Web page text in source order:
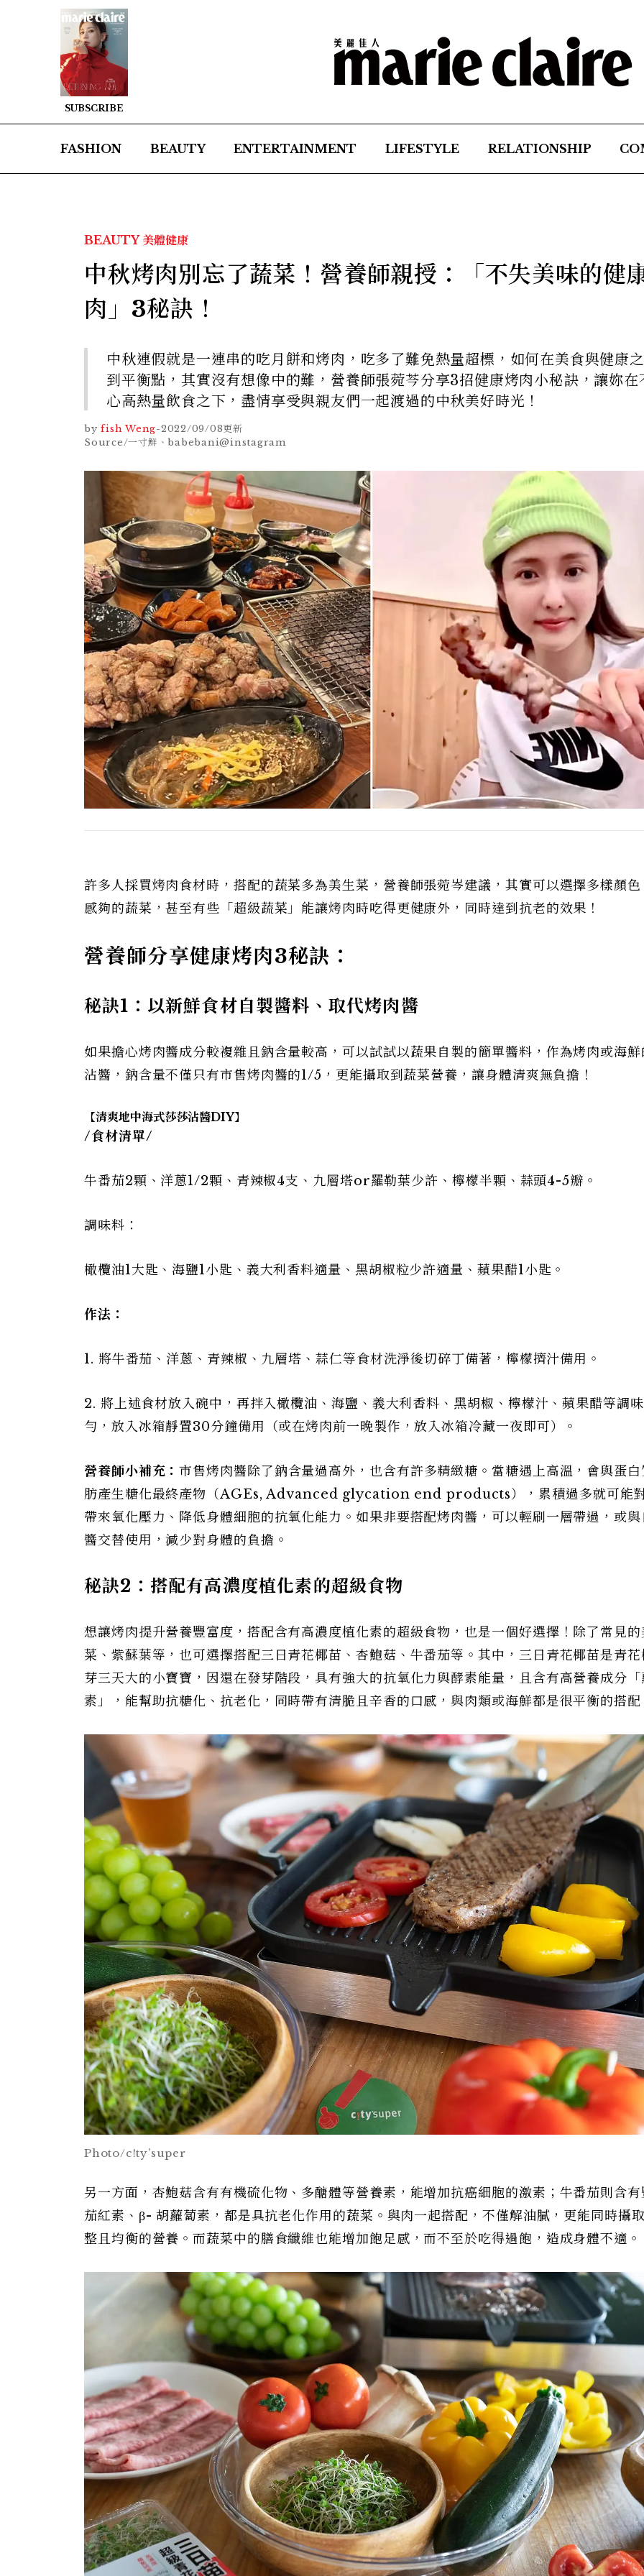
SUBSCRIBE
FASHION BEAUTY ENTERTAINMENT LIFESTYLE RELATIONSHIP
BEAUTY 美體健康
中秋烤肉別忘了蔬菜！營養師親授：「不失美味的健
肉」3秘訣！
中秋連假就是一連串的吃月餅和烤肉，吃多了難免熱量超標，如何在美食與健康
到平衡點，其實沒有想像中的難，營養師張菀芩分享3招健康烤肉小秘訣，讓妳在
心高熱量飲食之下，盡情享受與親友們一起渡過的中秋美好時光！
by fish Weng-2022/09/08更新
Source/一寸鮮、babebani@instagram
許多人採買烤肉食材時，搭配的蔬菜多為美生菜，營養師張菀岑建議，其實可以選擇多樣顏
感夠的蔬菜，甚至有些「超級蔬菜」能讓烤肉時吃得更健康外，同時達到抗老的效果！
營養師分享健康烤肉3秘訣：
秘訣1：以新鮮食材自製醬料、取代烤肉醬
如果擔心烤肉醬成分較複雜且鈉含量較高，可以試試以蔬果自製的簡單醬料，作為烤肉或海
沾醬，鈉含量不僅只有市售烤肉醬的1/5，更能攝取到蔬菜營養，讓身體清爽無負擔！
【清爽地中海式莎莎沾醬DIY】
/食材清單/
牛番茄2顆、洋蔥1/2顆、青辣椒4支、九層塔or羅勒葉少許、檸檬半顆、蒜頭4-5瓣。
調味料：
橄欖油1大匙、海鹽1小匙、義大利香料適量、黑胡椒粒少許適量、蘋果醋1小匙。
作法：
1. 將牛番茄、洋蔥、青辣椒、九層塔、蒜仁等食材洗淨後切碎丁備著，檸檬擠汁備用。
2. 將上述食材放入碗中，再拌入橄欖油、海鹽、義大利香料、黑胡椒、檸檬汁、蘋果醋等調
勻，放入冰箱靜置30分鐘備用（或在烤肉前一晚製作，放入冰箱冷藏一夜即可）。
營養師小補充：市售烤肉醬除了鈉含量過高外，也含有許多精緻糖。當糖遇上高溫，會與蛋
肪產生糖化最終產物（AGEs, Advanced glycation end products），累積過多就可能
帶來氧化壓力、降低身體細胞的抗氧化能力。如果非要搭配烤肉醬，可以輕刷一層帶過，或
醬交替使用，減少對身體的負擔。
秘訣2 ：搭配有高濃度植化素的超級食物
想讓烤肉提升營養豐富度，搭配含有高濃度植化素的超級食物，也是一個好選擇！除了常見
菜、紫蘇葉等，也可選擇搭配三日青花椰苗、杏鮑菇、牛番茄等。其中，三日青花椰苗是青
芽三天大的小寶寶，因還在發芽階段，具有強大的抗氧化力與酵素能量，且含有高營養成分
素」，能幫助抗糖化、抗老化，同時帶有清脆且辛香的口感，與肉類或海鮮都是很平衡的搭配
Photo/c!ty’super
另一方面，杏鮑菇含有有機硫化物、多醣體等營養素，能增加抗癌細胞的激素；牛番茄則含
茄紅素、β- 胡蘿蔔素，都是具抗老化作用的蔬菜。與肉一起搭配，不僅解油膩，更能同時攝
整且均衡的營養。而蔬菜中的膳食纖維也能增加飽足感，而不至於吃得過飽，造成身體不適。